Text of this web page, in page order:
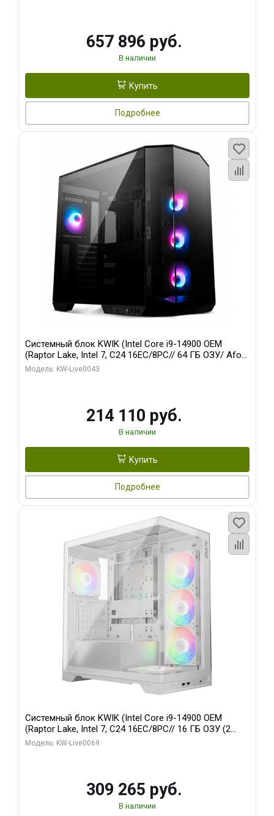
657 896 руб.
В наличии
Купить
Подробнее
Системный блок KWIK (Intel Core i9-14900 OEM
(Raptor Lake, Intel 7, C24 16EC/8PC// 64 ГБ ОЗУ/ Afox
RTX3060Ti 8GB GDDR6 256bit 3xDP HDMI 2FAN RTL/
Модель: KW-Live0043
214 110 руб.
В наличии
Купить
Подробнее
Системный блок KWIK (Intel Core i9-14900 OEM
(Raptor Lake, Intel 7, C24 16EC/8PC// 16 ГБ ОЗУ (2
модуля)/ ASUS RTX5080 PROART OC 16GB GDDR7
Модель: KW-Live0069
309 265 руб.
В наличии